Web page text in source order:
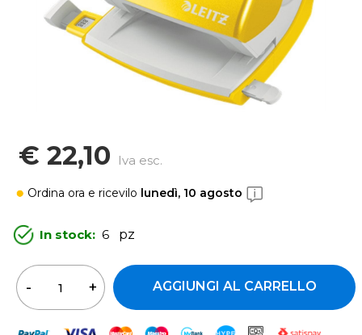
€ 22,10 Iva esc.
Ordina ora e ricevilo lunedì, 10 agosto
In stock: 6 pz
AGGIUNGI AL CARRELLO